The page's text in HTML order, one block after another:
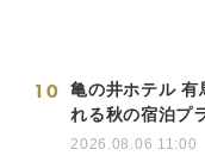
10
亀の井ホテル 有
れる秋の宿泊プ
2026.08.06 11:00